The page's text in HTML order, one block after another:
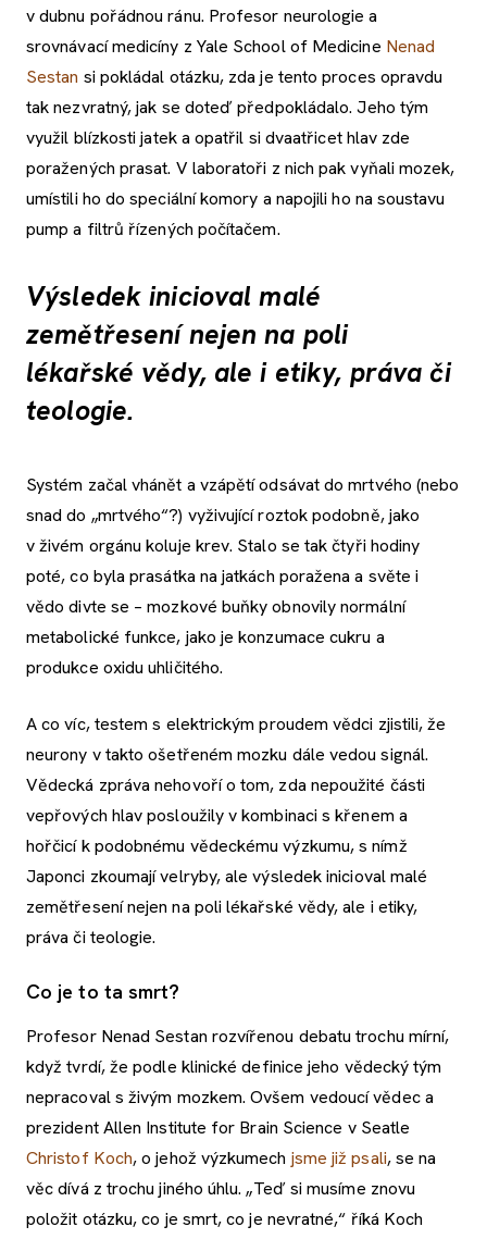
v dubnu pořádnou ránu. Profesor neurologie a
srovnávací medicíny z Yale School of Medicine Nenad
Sestan si pokládal otázku, zda je tento proces opravdu
tak nezvratný, jak se doteď předpokládalo. Jeho tým
využil blízkosti jatek a opatřil si dvaatřicet hlav zde
poražených prasat. V laboratoři z nich pak vyňali mozek,
umístili ho do speciální komory a napojili ho na soustavu
pump a filtrů řízených počítačem.
Výsledek inicioval malé
zemětřesení nejen na poli
lékařské vědy, ale i etiky, práva či
teologie.
Systém začal vhánět a vzápětí odsávat do mrtvého (nebo
snad do „mrtvého“?) vyživující roztok podobně, jako
v živém orgánu koluje krev. Stalo se tak čtyři hodiny
poté, co byla prasátka na jatkách poražena a světe i
vědo divte se – mozkové buňky obnovily normální
metabolické funkce, jako je konzumace cukru a
produkce oxidu uhličitého.
A co víc, testem s elektrickým proudem vědci zjistili, že
neurony v takto ošetřeném mozku dále vedou signál.
Vědecká zpráva nehovoří o tom, zda nepoužité části
vepřových hlav posloužily v kombinaci s křenem a
hořčicí k podobnému vědeckému výzkumu, s nímž
Japonci zkoumají velryby, ale výsledek inicioval malé
zemětřesení nejen na poli lékařské vědy, ale i etiky,
práva či teologie.
Co je to ta smrt?
Profesor Nenad Sestan rozvířenou debatu trochu mírní,
když tvrdí, že podle klinické definice jeho vědecký tým
nepracoval s živým mozkem. Ovšem vedoucí vědec a
prezident Allen Institute for Brain Science v Seatle
Christof Koch, o jehož výzkumech jsme již psali, se na
věc dívá z trochu jiného úhlu. „Teď si musíme znovu
položit otázku, co je smrt, co je nevratné,“ říká Koch